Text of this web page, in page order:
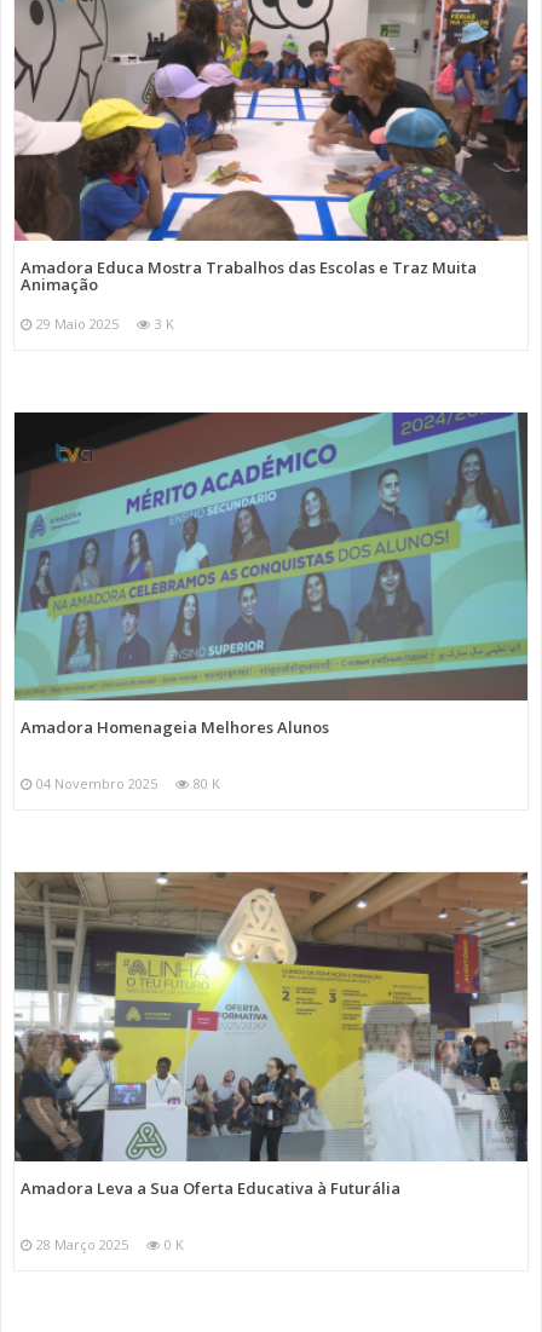
Amadora Educa Mostra Trabalhos das Escolas e Traz Muita
Animação
29 Maio 2025 3 K
Amadora Homenageia Melhores Alunos
04 Novembro 2025 80 K
Amadora Leva a Sua Oferta Educativa à Futurália
28 Março 2025 0 K